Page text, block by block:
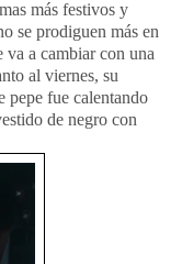
más festivos y
se prodiguen más en
va a cambiar con una
al viernes, su
pepe fue calentando
de negro con